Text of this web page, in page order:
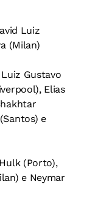
Luiz
(Milan)
Gustavo
Elias
e
(Porto),
e Neymar